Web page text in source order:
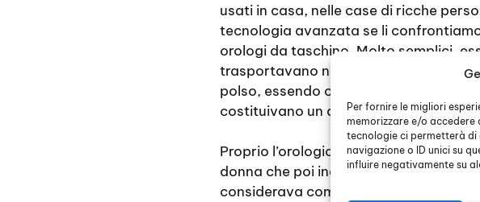
Per fornire le migliori
memorizzare e/o accedere
tecnologie ci permetterà
navigazione o ID unici su
influire negativamente su
usati in casa, nelle case di ricche
tecnologia avanzata se li
orologi da taschino. Molto semplici,
trasportavano nascondendoli nella
polso, essendo con un quadrante
costituivano un accessorio del tutto
Proprio l’orologio era considerato un
donna che poi indossava questo
considerava come un gesto